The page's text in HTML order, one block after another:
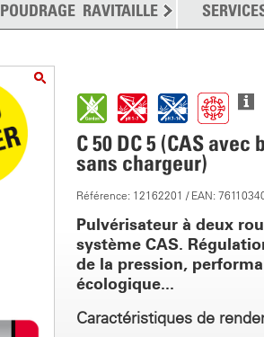
POUDRAGE RAVITAILLEMENT
C 50 DC 5 (CAS
sans chargeur)
Référence: 12162201 / EAN:
Pulvérisateur à deux
système CAS.
de la pression,
écologique...
Caractéristiques de